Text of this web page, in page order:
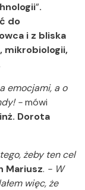
”.
do
i z bliska
mikrobiologii,
emocjami, a o
-mówi
Dorota
żeby ten cel
Mariusz. - W
więc, że